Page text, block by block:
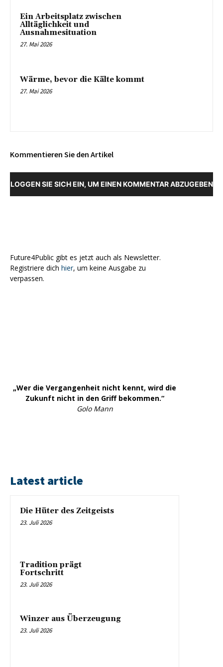
Ein Arbeitsplatz zwischen
Alltäglichkeit und
Ausnahmesituation
27. Mai 2026
Wärme, bevor die Kälte kommt
27. Mai 2026
Kommentieren Sie den Artikel
LOGGEN SIE SICH EIN, UM EINEN KOMMENTAR ABZUGEBEN
Future4Public gibt es jetzt auch als Newsletter.
Registriere dich hier, um keine Ausgabe zu
verpassen.
„Wer die Vergangenheit nicht kennt, wird die
Zukunft nicht in den Griff bekommen.“
Golo Mann
Latest article
Die Hüter des Zeitgeists
23. Juli 2026
Tradition prägt
Fortschritt
23. Juli 2026
Winzer aus Überzeugung
23. Juli 2026